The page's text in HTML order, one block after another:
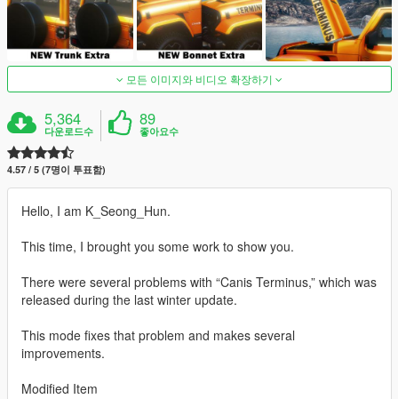
모든 이미지와 비디오 확장하기
5,364
다운로드수
89
좋아요수
4.57 / 5 (7명이 투표함)
Hello, I am K_Seong_Hun.
This time, I brought you some work to show you.
There were several problems with “Canis Terminus,” which was
released during the last winter update.
This mode fixes that problem and makes several
improvements.
Modified Item